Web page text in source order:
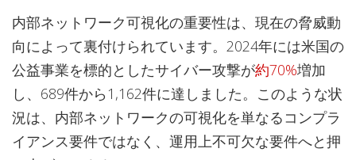
内部ネットワーク可視化の重要性は、現在の脅威動
向によって裏付けられています。2024年には米国の
公益事業を標的としたサイバー攻撃が約70%増加
し、689件から1,162件に達しました。このような状
況は、内部ネットワークの可視化を単なるコンプラ
イアンス要件ではなく、運用上不可欠な要件へと押